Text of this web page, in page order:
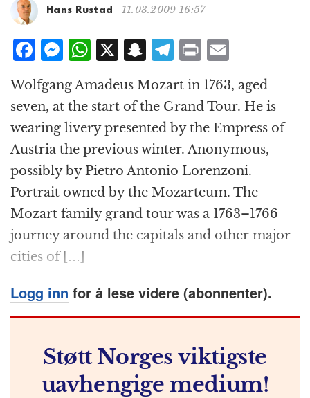
g
t
n
Hans Rustad 11.03.2009 16:57
F
a
c
e
b
o
o
k
M
ss
e
n
g
e
r
W
at
s
A
p
p
X S
a
p
c
h
at
T
el
e
g
r
a
m
P
ri
n
t
ai
l
Wolfgang Amadeus Mozart in 1763, aged
seven, at the start of the Grand Tour. He is
wearing livery presented by the Empress of
Austria the previous winter. Anonymous,
possibly by Pietro Antonio Lorenzoni.
Portrait owned by the Mozarteum. The
Mozart family grand tour was a 1763–1766
journey around the capitals and other major
cities of […]
Logg inn for å lese videre (abonnenter).
Støtt Norges viktigste
uavhengige medium!